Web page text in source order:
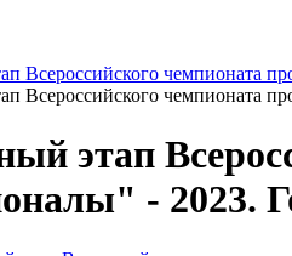
Всероссийского чемпионата
Всероссийского чемпионата
этап
- 2023.